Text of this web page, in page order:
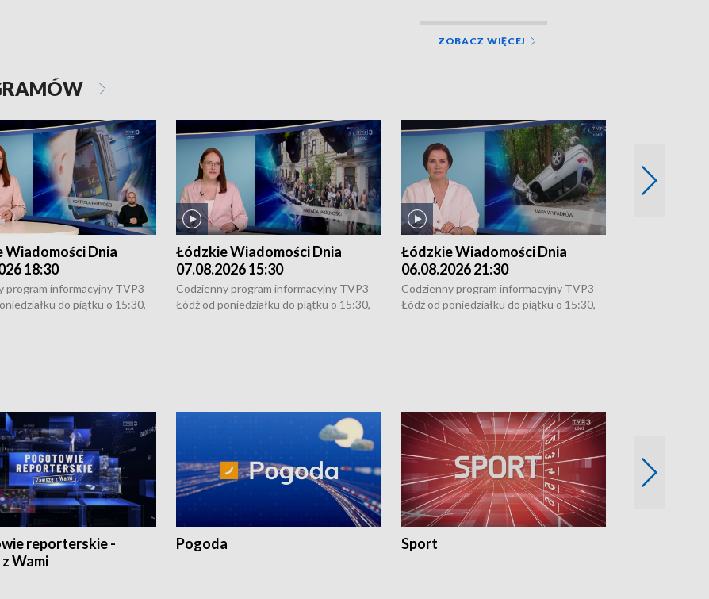
ZOBACZ WIĘCEJ
Wiadomości Dnia
18:30
program informacyjny TVP3
do piątku o 15:30,
Łódzkie Wiadomości Dnia
07.08.2026 15:30
Codzienny program informacyjny TVP3
Łódź od poniedziałku do piątku o 15:30,
Łódzkie Wiadomości Dnia
06.08.2026 21:30
Codzienny program informacyjny TVP3
Łódź od poniedziałku do piątku o 15:30,
reporterskie -
Wami
Pogoda Sport